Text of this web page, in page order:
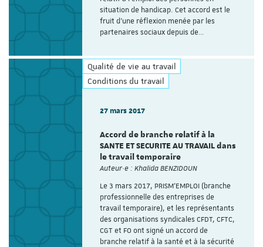
situation de handicap. Cet accord est le
fruit d’une réflexion menée par les
partenaires sociaux depuis de…
Qualité de vie au travail
Conditions du travail
27 mars 2017
Accord de branche relatif à la
SANTE ET SECURITE AU TRAVAIL dans
le travail temporaire
Auteur·e : Khalida BENZIDOUN
Le 3 mars 2017, PRISM’EMPLOI (branche
professionnelle des entreprises de
travail temporaire), et les représentants
des organisations syndicales CFDT, CFTC,
CGT et FO ont signé un accord de
branche relatif à la santé et à la sécurité